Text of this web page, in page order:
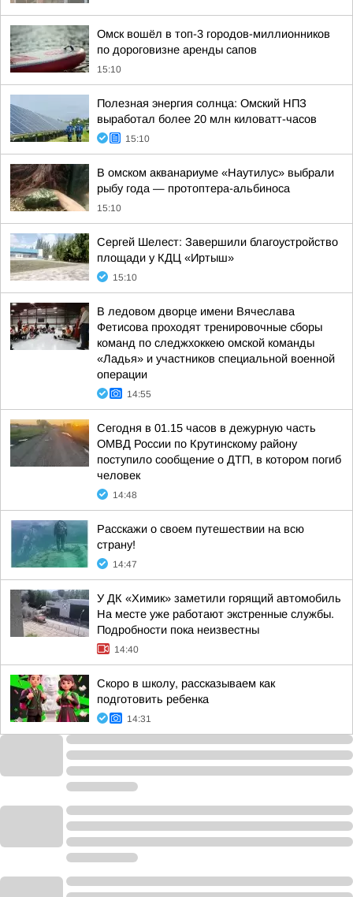
Омск вошёл в топ-3 городов-миллионников
по дороговизне аренды сапов
15:10
Полезная энергия солнца: Омский НПЗ
выработал более 20 млн киловатт-часов
15:10
В омском акванариуме «Наутилус» выбрали
рыбу года — протоптера-альбиноса
15:10
Сергей Шелест: Завершили благоустройство
площади у КДЦ «Иртыш»
15:10
В ледовом дворце имени Вячеслава
Фетисова проходят тренировочные сборы
команд по следжхоккею омской команды
«Ладья» и участников специальной военной
операции
14:55
Сегодня в 01.15 часов в дежурную часть
ОМВД России по Крутинскому району
поступило сообщение о ДТП, в котором погиб
человек
14:48
Расскажи о своем путешествии на всю
страну!
14:47
У ДК «Химик» заметили горящий автомобиль
На месте уже работают экстренные службы.
Подробности пока неизвестны
14:40
Скоро в школу, рассказываем как
подготовить ребенка
14:31